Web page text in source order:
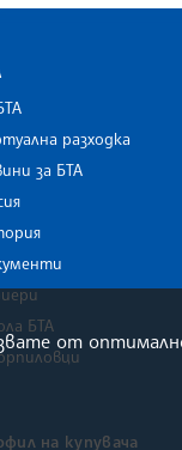
разходка
за БТА
БТА
на купувача
от